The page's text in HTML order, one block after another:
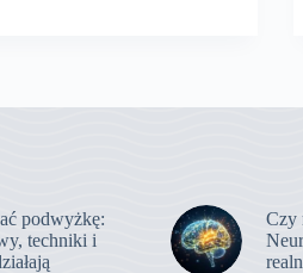
podwyżkę:
techniki i
Czy